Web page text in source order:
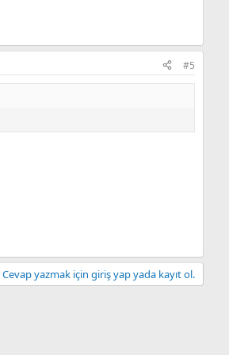
#5
Cevap yazmak için giriş yap yada kayıt ol.